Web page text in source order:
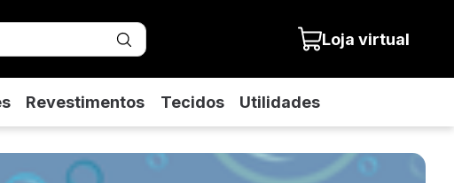
Loja virtual
Revestimentos Tecidos Utilidades